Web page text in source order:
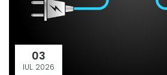
03
IUL. 2026